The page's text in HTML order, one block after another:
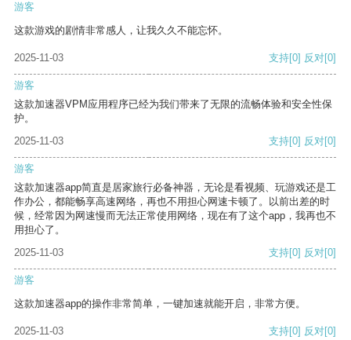
游客
这款游戏的剧情非常感人，让我久久不能忘怀。
2025-11-03 支持[0] 反对[0]
游客
这款加速器VPM应用程序已经为我们带来了无限的流畅体验和安全性保
护。
2025-11-03
支持[0] 反对[0]
游客
这款加速器app简直是居家旅行必备神器，无论是看视频、玩游戏还是工
作办公，都能畅享高速网络，再也不用担心网速卡顿了。以前出差的时
候，经常因为网速慢而无法正常使用网络，现在有了这个app，我再也不
用担心了。
2025-11-03
支持[0] 反对[0]
游客
这款加速器app的操作非常简单，一键加速就能开启，非常方便。
2025-11-03 支持[0] 反对[0]